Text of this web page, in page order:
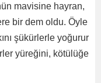
mavisine hayran,
bir dem oldu. Öyle
şükürlerle yoğurur
yüreğini, kötülüğe